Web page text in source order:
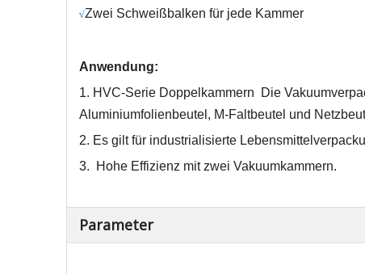
√Zwei Schweißbalken für jede Kammer
Anwendung:
1. HVC-Serie Doppelkammern
Die
Aluminiumfolienbeutel, M-Faltbeutel und
2. Es gilt für industrialisierte
3. Hohe Effizienz mit zwei Vakuumkammern.
Parameter